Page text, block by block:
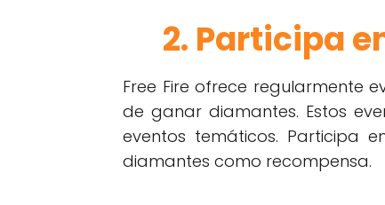
2. Participa
Free Fire ofrece regularmente
de ganar diamantes. Estos
eventos temáticos. Participa
diamantes como recompensa.